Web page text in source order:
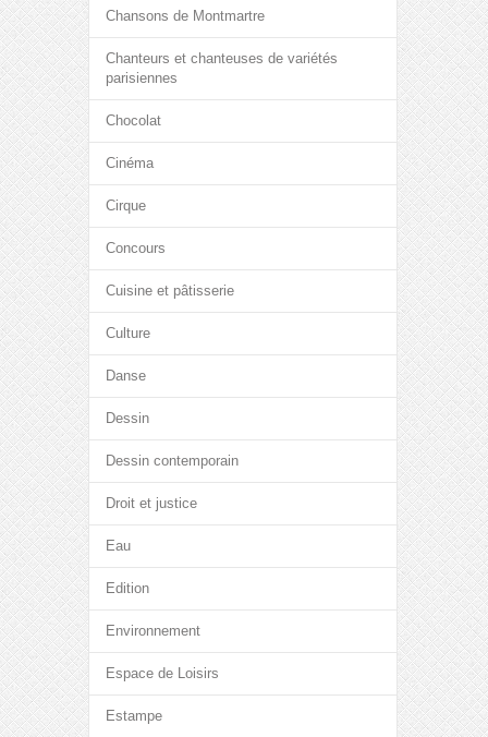
Chansons de Montmartre
Chanteurs et chanteuses de variétés
parisiennes
Chocolat
Cinéma
Cirque
Concours
Cuisine et pâtisserie
Culture
Danse
Dessin
Dessin contemporain
Droit et justice
Eau
Edition
Environnement
Espace de Loisirs
Estampe